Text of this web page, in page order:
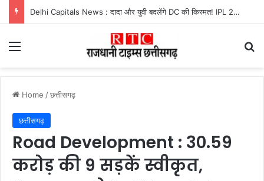
Jindal Adarsh Gramya Bharti : जिंदल आदर्श ग्राम्य भारती में वार्षिक उत्सव का शानदार आयोजन
Menu
Home /छत्तीसगढ़
छत्तीसगढ़
Road Development : 30.59
करोड़ की 9 सड़कें स्वीकृत,